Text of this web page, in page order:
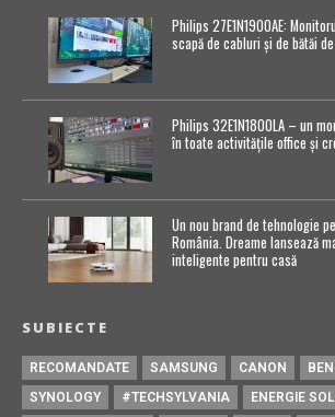
Philips 27E1N1900AE:
scapă de cabluri și de bătăi
Philips 32E1N1800LA – un
în toate activitățile office și
Un nou brand de tehnologie
România. Dreame lansează
inteligente pentru casă
SUBIECTE
RECOMANDATE SAMSUNG CANON
SYNOLOGY
#TECHSYLVANIA ENERGIE